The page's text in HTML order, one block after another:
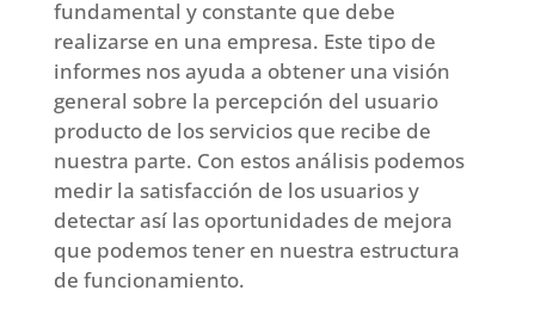
fundamental y constante que debe
realizarse en una empresa. Este tipo de
informes nos ayuda a obtener una visión
general sobre la percepción del usuario
producto de los servicios que recibe de
nuestra parte. Con estos análisis podemos
medir la satisfacción de los usuarios y
detectar así las oportunidades de mejora
que podemos tener en nuestra estructura
de funcionamiento.